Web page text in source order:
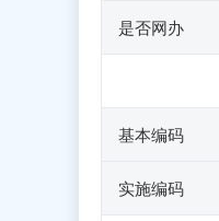
是否网办
基本编码
实施编码